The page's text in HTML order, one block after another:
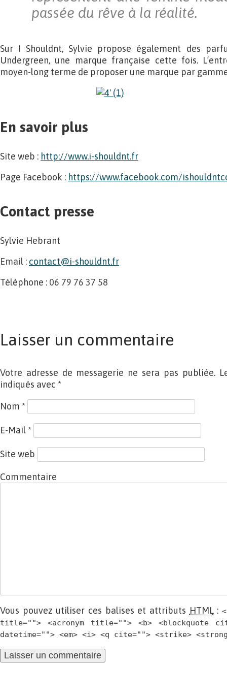
passée du rêve à la réalité.
Sur I Shouldnt, Sylvie propose également des
Undergreen, une marque française cette fois.
moyen-long terme de proposer une marque par
En savoir plus
Site web : http://www.i-shouldnt.fr
Page Facebook : https://www.facebook.com/
Contact presse
Sylvie Hebrant
Email : contact@i-shouldnt.fr
Téléphone : 06 79 76 37 58
Laisser un commentaire
Votre adresse de messagerie ne sera pas publiée.
indiqués avec *
Nom *
E-Mail *
Site web
Commentaire
Vous pouvez utiliser ces balises et attributs HTML:
title=""> <acronym title=""> <b> <blockquote
datetime=""> <em> <i> <q cite=""> <strike>